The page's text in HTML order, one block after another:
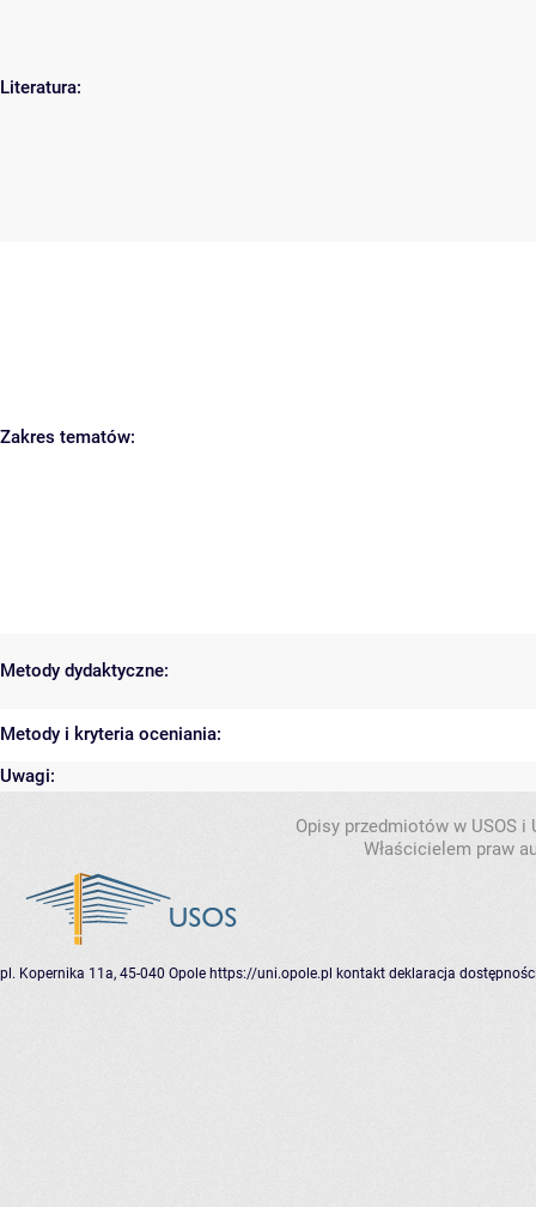
Literatura:
Zakres tematów:
Metody dydaktyczne:
Metody i kryteria oceniania:
Uwagi:
Opisy przedmiotów w USOS
Właścicielem praw
pl. Kopernika 11a, 45-040 Opole https://uni.opole.pl kontakt deklaracja